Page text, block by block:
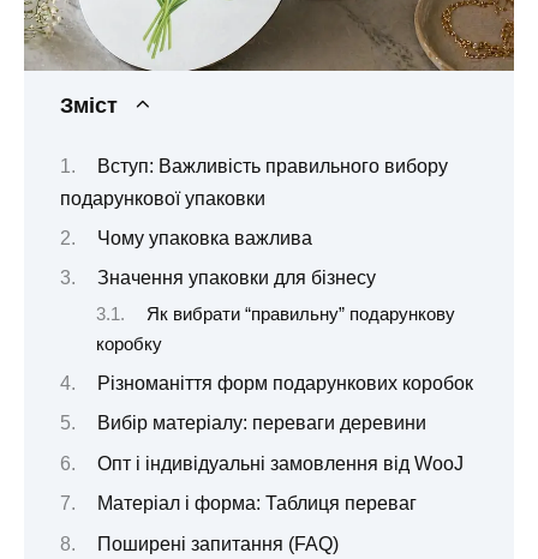
Зміст
Вступ: Важливість правильного вибору
подарункової упаковки
Чому упаковка важлива
Значення упаковки для бізнесу
Як вибрати “правильну” подарункову
коробку
Різноманіття форм подарункових коробок
Вибір матеріалу: переваги деревини
Опт і індивідуальні замовлення від WooJ
Матеріал і форма: Таблиця переваг
Поширені запитання (FAQ)